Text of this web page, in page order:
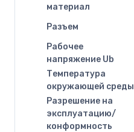
материал
Разъем
Рабочее
напряжение Ub
Температура
окружающей среды
Разрешение на
эксплуатацию/
конформность